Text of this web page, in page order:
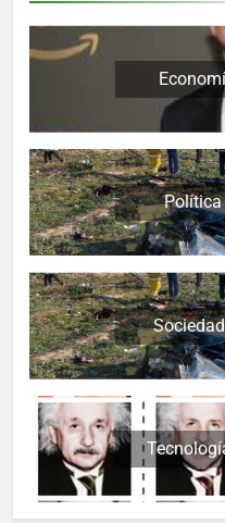
Política
Sociedad